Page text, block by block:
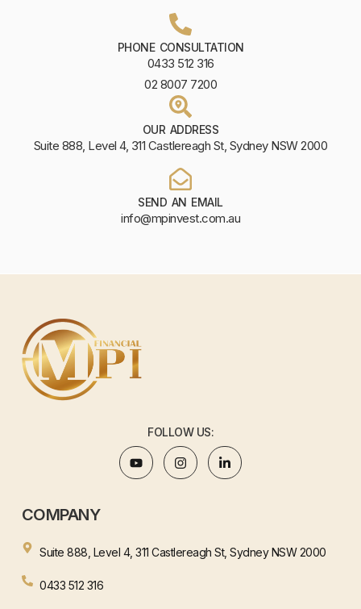
PHONE CONSULTATION
0433 512 316
02 8007 7200
OUR ADDRESS
Suite 888, Level 4, 311 Castlereagh St, Sydney NSW 2000
SEND AN EMAIL
info@mpinvest.com.au
FOLLOW US:
COMPANY
Suite 888, Level 4, 311 Castlereagh St, Sydney NSW 2000
0433 512 316